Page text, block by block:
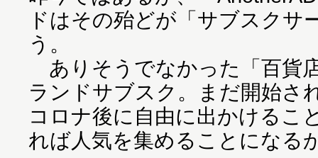
ドはその殆どが「サブスクサ
う。
ありそうでなかった「百貨
ランドサブスク。まだ開始さ
コロナ後に自由に出かけるこ
れば人気を集めることになる